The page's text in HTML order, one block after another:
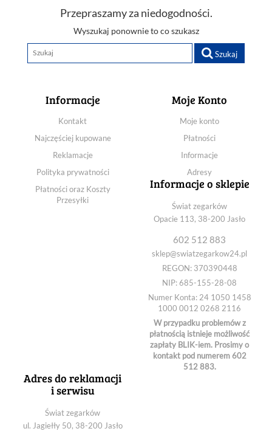
Przepraszamy za niedogodności.
Wyszukaj ponownie to co szukasz
Szukaj
Informacje
Kontakt
Najczęściej kupowane
Reklamacje
Polityka prywatności
Płatności oraz Koszty
Przesyłki
Moje Konto
Moje konto
Płatności
Informacje
Adresy
Informacje o sklepie
Świat zegarków
Opacie 113, 38-200 Jasło
602 512 883
sklep@swiatzegarkow24.pl
REGON: 370390448
NIP: 685-155-28-08
Numer Konta: 24 1050 1458
1000 0012 0268 2116
W przypadku problemów z
płatnością istnieje możliwość
zapłaty BLIK-iem. Prosimy o
kontakt pod numerem 602
512 883.
Adres do reklamacji
i serwisu
Świat zegarków
ul. Jagiełły 50, 38-200 Jasło